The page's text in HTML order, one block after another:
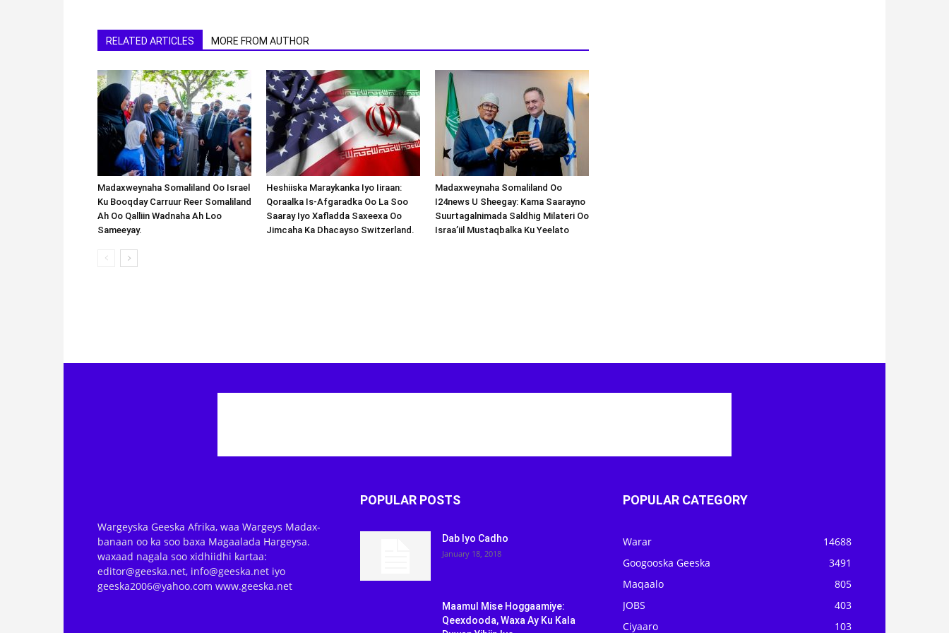
RELATED ARTICLES MORE FROM AUTHOR
Madaxweynaha Somaliland Oo Israel
Ku Booqday Carruur Reer Somaliland
Ah Oo Qalliin Wadnaha Ah Loo
Sameeyay.
Heshiiska Maraykanka Iyo Iiraan:
Qoraalka Is-Afgaradka Oo La Soo
Saaray Iyo Xafladda Saxeexa Oo
Jimcaha Ka Dhacayso Switzerland.
Madaxweynaha Somaliland Oo
I24news U Sheegay: Kama Saarayno
Suurtagalnimada Saldhig Milateri Oo
Israa’iil Mustaqbalka Ku Yeelato
Wargeyska Geeska Afrika, waa Wargeys Madax-
banaan oo ka soo baxa Magaalada Hargeysa.
waxaad nagala soo xidhiidhi kartaa:
editor@geeska.net, info@geeska.net iyo
geeska2006@yahoo.com www.geeska.net
POPULAR POSTS
Dab Iyo Cadho
January 18, 2018
Maamul Mise Hoggaamiye:
Qeexdooda, Waxa Ay Ku Kala
POPULAR CATEGORY
Warar
14688
Googooska Geeska
3491
Maqaalo
805
JOBS
403
Ciyaaro
103